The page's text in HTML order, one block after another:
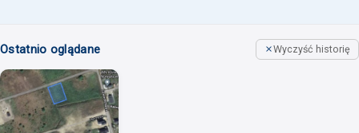
Ostatnio oglądane Wyczyść historię